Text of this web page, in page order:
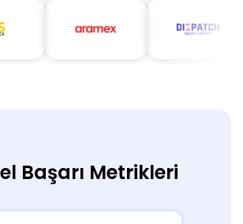
Başarı Metrikleri